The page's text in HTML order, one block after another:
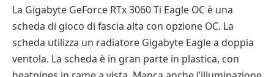
La Gigabyte GeForce RTx 3060 Ti Eagle OC è una
scheda di gioco di fascia alta con opzione OC. La
scheda utilizza un radiatore Gigabyte Eagle a doppia
ventola. La scheda è in gran parte in plastica, con